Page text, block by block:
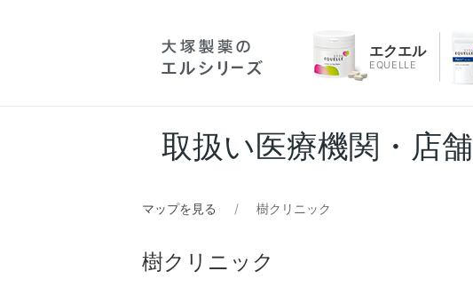
エクエル
EQUELLE
取扱い医療機関・店舗
マップを見る 樹クリニック
樹クリニック